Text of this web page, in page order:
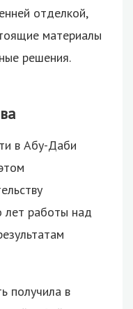
отделкой,
материалы
решения.
в Абу-Даби
лет работы над
получила в